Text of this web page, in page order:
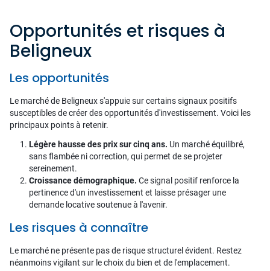
Opportunités et risques à
Beligneux
Les opportunités
Le marché de Beligneux s'appuie sur certains signaux positifs
susceptibles de créer des opportunités d'investissement. Voici les
principaux points à retenir.
Légère hausse des prix sur cinq ans. Un marché équilibré,
sans flambée ni correction, qui permet de se projeter
sereinement.
Croissance démographique. Ce signal positif renforce la
pertinence d'un investissement et laisse présager une
demande locative soutenue à l'avenir.
Les risques à connaître
Le marché ne présente pas de risque structurel évident. Restez
néanmoins vigilant sur le choix du bien et de l'emplacement.